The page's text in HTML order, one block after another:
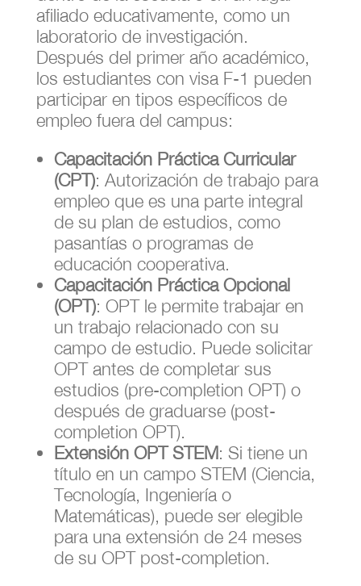
afiliado educativamente, como un
laboratorio de investigación.
Después del primer año académico,
los estudiantes con visa F-1 pueden
participar en tipos específicos de
empleo fuera del campus:
Capacitación Práctica Curricular
(CPT): Autorización de trabajo para
empleo que es una parte integral
de su plan de estudios, como
pasantías o programas de
educación cooperativa.
Capacitación Práctica Opcional
(OPT): OPT le permite trabajar en
un trabajo relacionado con su
campo de estudio. Puede solicitar
OPT antes de completar sus
estudios (pre-completion OPT) o
después de graduarse (post-
completion OPT).
Extensión OPT STEM: Si tiene un
título en un campo STEM (Ciencia,
Tecnología, Ingeniería o
Matemáticas), puede ser elegible
para una extensión de 24 meses
de su OPT post-completion.